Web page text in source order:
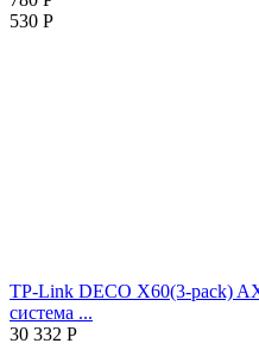
530 Р
TP-Link DECO X60(3-pack)
система ...
30 332 Р